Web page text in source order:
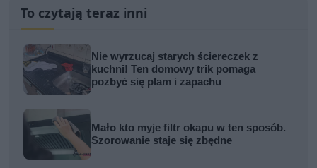
To czytają teraz inni
Nie wyrzucaj starych ściereczek z
kuchni! Ten domowy trik pomaga
pozbyć się plam i zapachu
Mało kto myje filtr okapu w ten sposób.
Szorowanie staje się zbędne